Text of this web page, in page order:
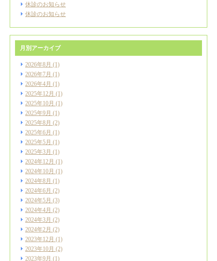
休診のお知らせ
休診のお知らせ
月別アーカイブ
2026年8月 (1)
2026年7月 (1)
2026年4月 (1)
2025年12月 (1)
2025年10月 (1)
2025年9月 (1)
2025年8月 (2)
2025年6月 (1)
2025年5月 (1)
2025年3月 (1)
2024年12月 (1)
2024年10月 (1)
2024年8月 (1)
2024年6月 (2)
2024年5月 (3)
2024年4月 (2)
2024年3月 (2)
2024年2月 (2)
2023年12月 (1)
2023年10月 (2)
2023年9月 (1)